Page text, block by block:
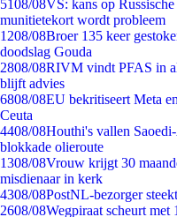
5108/08VS: kans op
munitietekort wordt probleem
1208/08Broer 135 keer
doodslag Gouda
2808/08RIVM vindt PFAS in
blijft advies
6808/08EU bekritiseert Meta
Ceuta
4408/08Houthi's vallen
blokkade olieroute
1308/08Vrouw krijgt 30
misdienaar in kerk
4308/08PostNL-bezorger
2608/08Wegpiraat scheurt met